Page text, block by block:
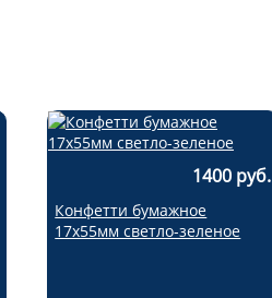
1400 руб.
Конфетти бумажное
17х55мм светло-зеленое